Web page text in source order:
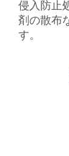
侵入防止
剤の散布
す。